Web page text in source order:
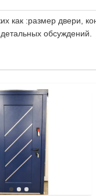
как :размер двери,
обсуждений.